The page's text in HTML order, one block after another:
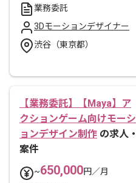
業務委託
3Dモーションデザイナー
渋谷（東京都）
【業務委託】【Maya】ア
クションゲーム向けモーシ
ョンデザイン制作 の求人・
案件
~650,000円／月